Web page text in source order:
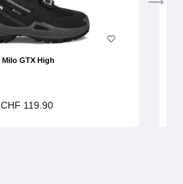
Milo GTX High
CHF 119.90